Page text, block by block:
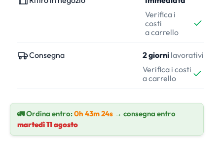
Verifica i
costi
a carrello
Consegna 2 giorni lavorativi
Verifica i costi
a carrello
🚛 Ordina entro:0h 43m 24s → consegna entro
martedì 11 agosto